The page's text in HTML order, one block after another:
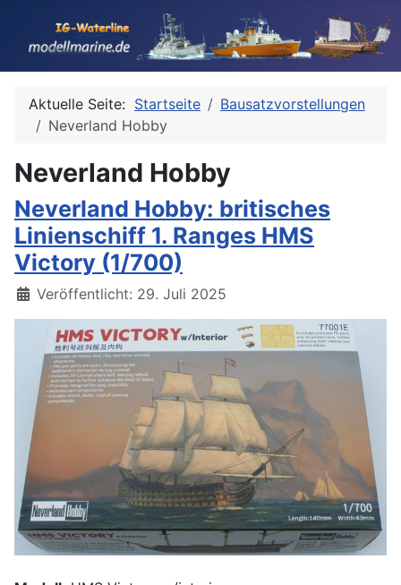
Aktuelle Seite: Startseite
Bausatzvorstellungen
Neverland Hobby
Neverland Hobby
Neverland Hobby: britisches
Linienschiff 1. Ranges HMS
Victory (1/700)
Details
Veröffentlicht: 29. Juli 2025